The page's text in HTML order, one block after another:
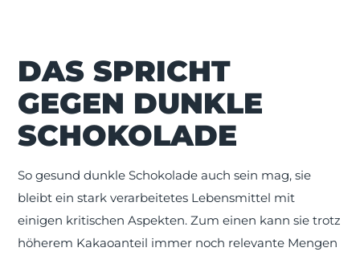
DAS SPRICHT
GEGEN DUNKLE
SCHOKOLADE
So gesund dunkle Schokolade auch sein mag, sie
bleibt ein stark verarbeitetes Lebensmittel mit
einigen kritischen Aspekten. Zum einen kann sie trotz
höherem Kakaoanteil immer noch relevante Mengen